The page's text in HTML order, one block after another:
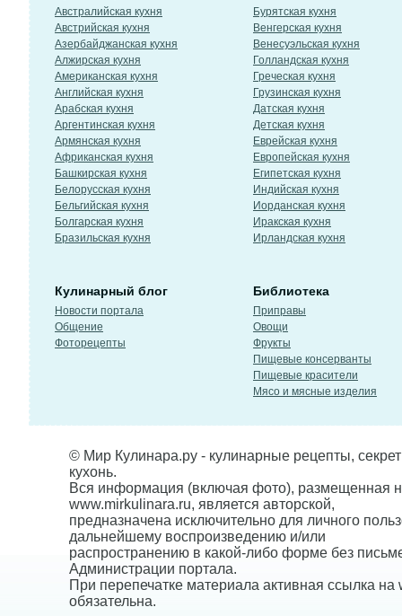
Австралийская кухня
Австрийская кухня
Азербайджанская кухня
Алжирская кухня
Американская кухня
Английская кухня
Арабская кухня
Аргентинская кухня
Армянская кухня
Африканская кухня
Башкирская кухня
Белорусская кухня
Бельгийская кухня
Болгарская кухня
Бразильская кухня
Бурятская кухня
Венгерская кухня
Венесуэльская кухня
Голландская кухня
Греческая кухня
Грузинская кухня
Датская кухня
Детская кухня
Еврейская кухня
Европейская кухня
Египетская кухня
Индийская кухня
Иорданская кухня
Иракская кухня
Ирландская кухня
Кулинарный блог
Новости портала
Общение
Фоторецепты
Библиотека
Приправы
Овощи
Фрукты
Пищевые консерванты
Пищевые красители
Мясо и мясные изделия
© Мир Кулинара.ру - кулинарные рецепты,
кухонь.
Вся информация (включая фото), размещенная
www.mirkulinara.ru, является авторской,
предназначена исключительно для личного
дальнейшему воспроизведению и/или
распространению в какой-либо форме без
Администрации портала.
При перепечатке материала активная ссылка на
обязательна.